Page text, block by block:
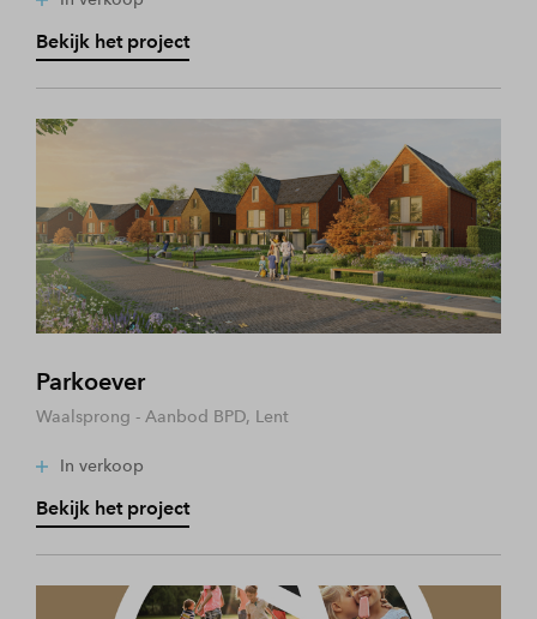
Bekijk het project
Parkoever
Waalsprong - Aanbod BPD, Lent
In verkoop
Bekijk het project